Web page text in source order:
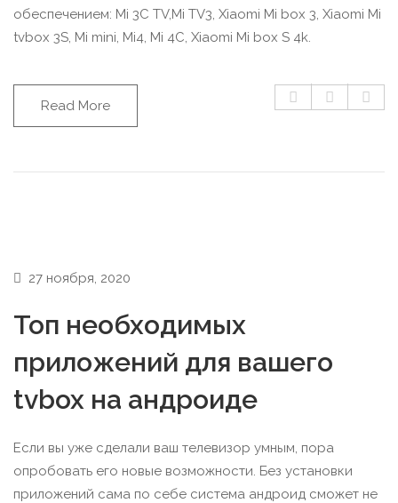
обеспечением: Mi 3C TV,Mi TV3, Xiaomi Mi box 3, Xiaomi Mi
tvbox 3S, Mi mini, Mi4, Mi 4C, Xiaomi Mi box S 4k.
Read More
27 ноября, 2020
Топ необходимых
приложений для вашего
tvbox на андроиде
Если вы уже сделали ваш телевизор умным, пора
опробовать его новые возможности. Без установки
приложений сама по себе система андроид сможет не